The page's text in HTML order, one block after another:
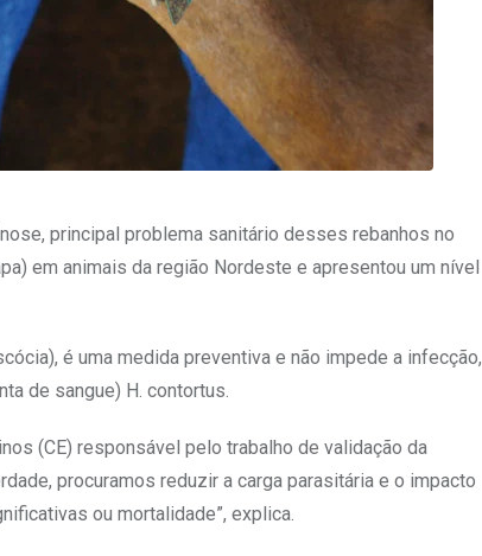
principal problema sanitário desses rebanhos no
em animais da região Nordeste e apresentou um nível
é uma medida preventiva e não impede a infecção,
de sangue) H. contortus.
(CE) responsável pelo trabalho de validação da
procuramos reduzir a carga parasitária e o impacto
ou mortalidade”, explica.